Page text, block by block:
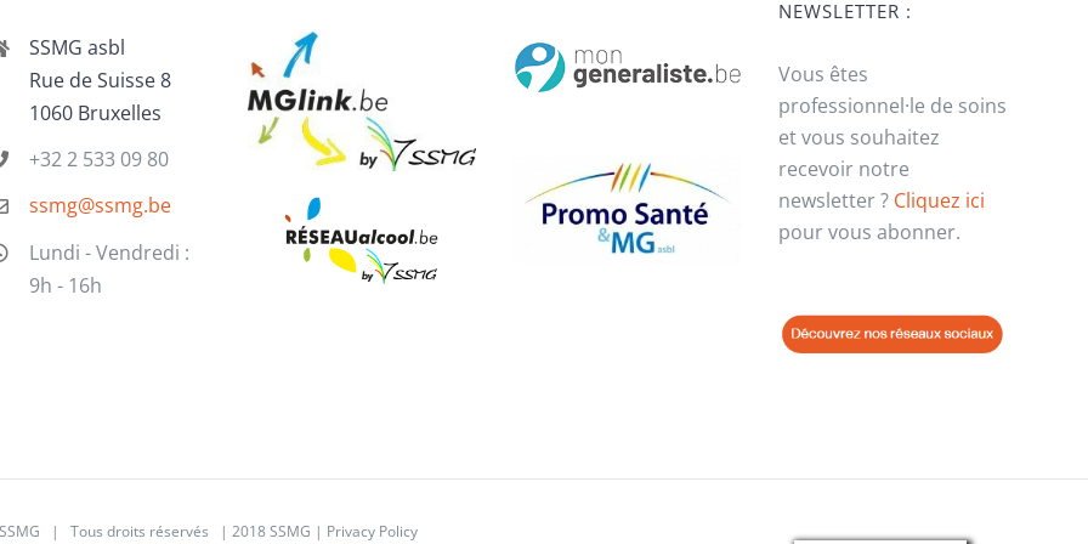
SSMG asbl
Rue de Suisse 8
1060 Bruxelles
+32 2 533 09 80
ssmg@ssmg.be
Lundi - Vendredi :
9h - 16h
NEWSLETTER :
Vous êtes
professionnel·le de soins
et vous souhaitez
recevoir notre
newsletter ? Cliquez ici
pour vous abonner.
| Tous droits réservés | 2018 SSMG | Privacy Policy